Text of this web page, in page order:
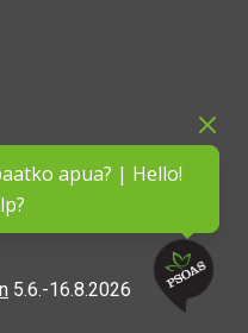
apua? | Hello!
5.6.-16.8.2026